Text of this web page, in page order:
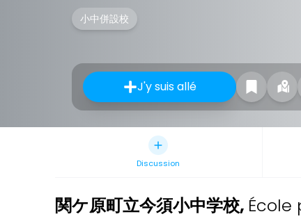
小中併設校
J'y suis allé
Discussion
関ケ原町立今須小中学校,